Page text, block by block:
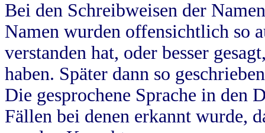
Bei den Schreibweisen der
Namen wurden offensichtlich so
verstanden hat, oder besser
haben. Später dann so
Die gesprochene Sprache in
Fällen bei denen erkannt wurde,